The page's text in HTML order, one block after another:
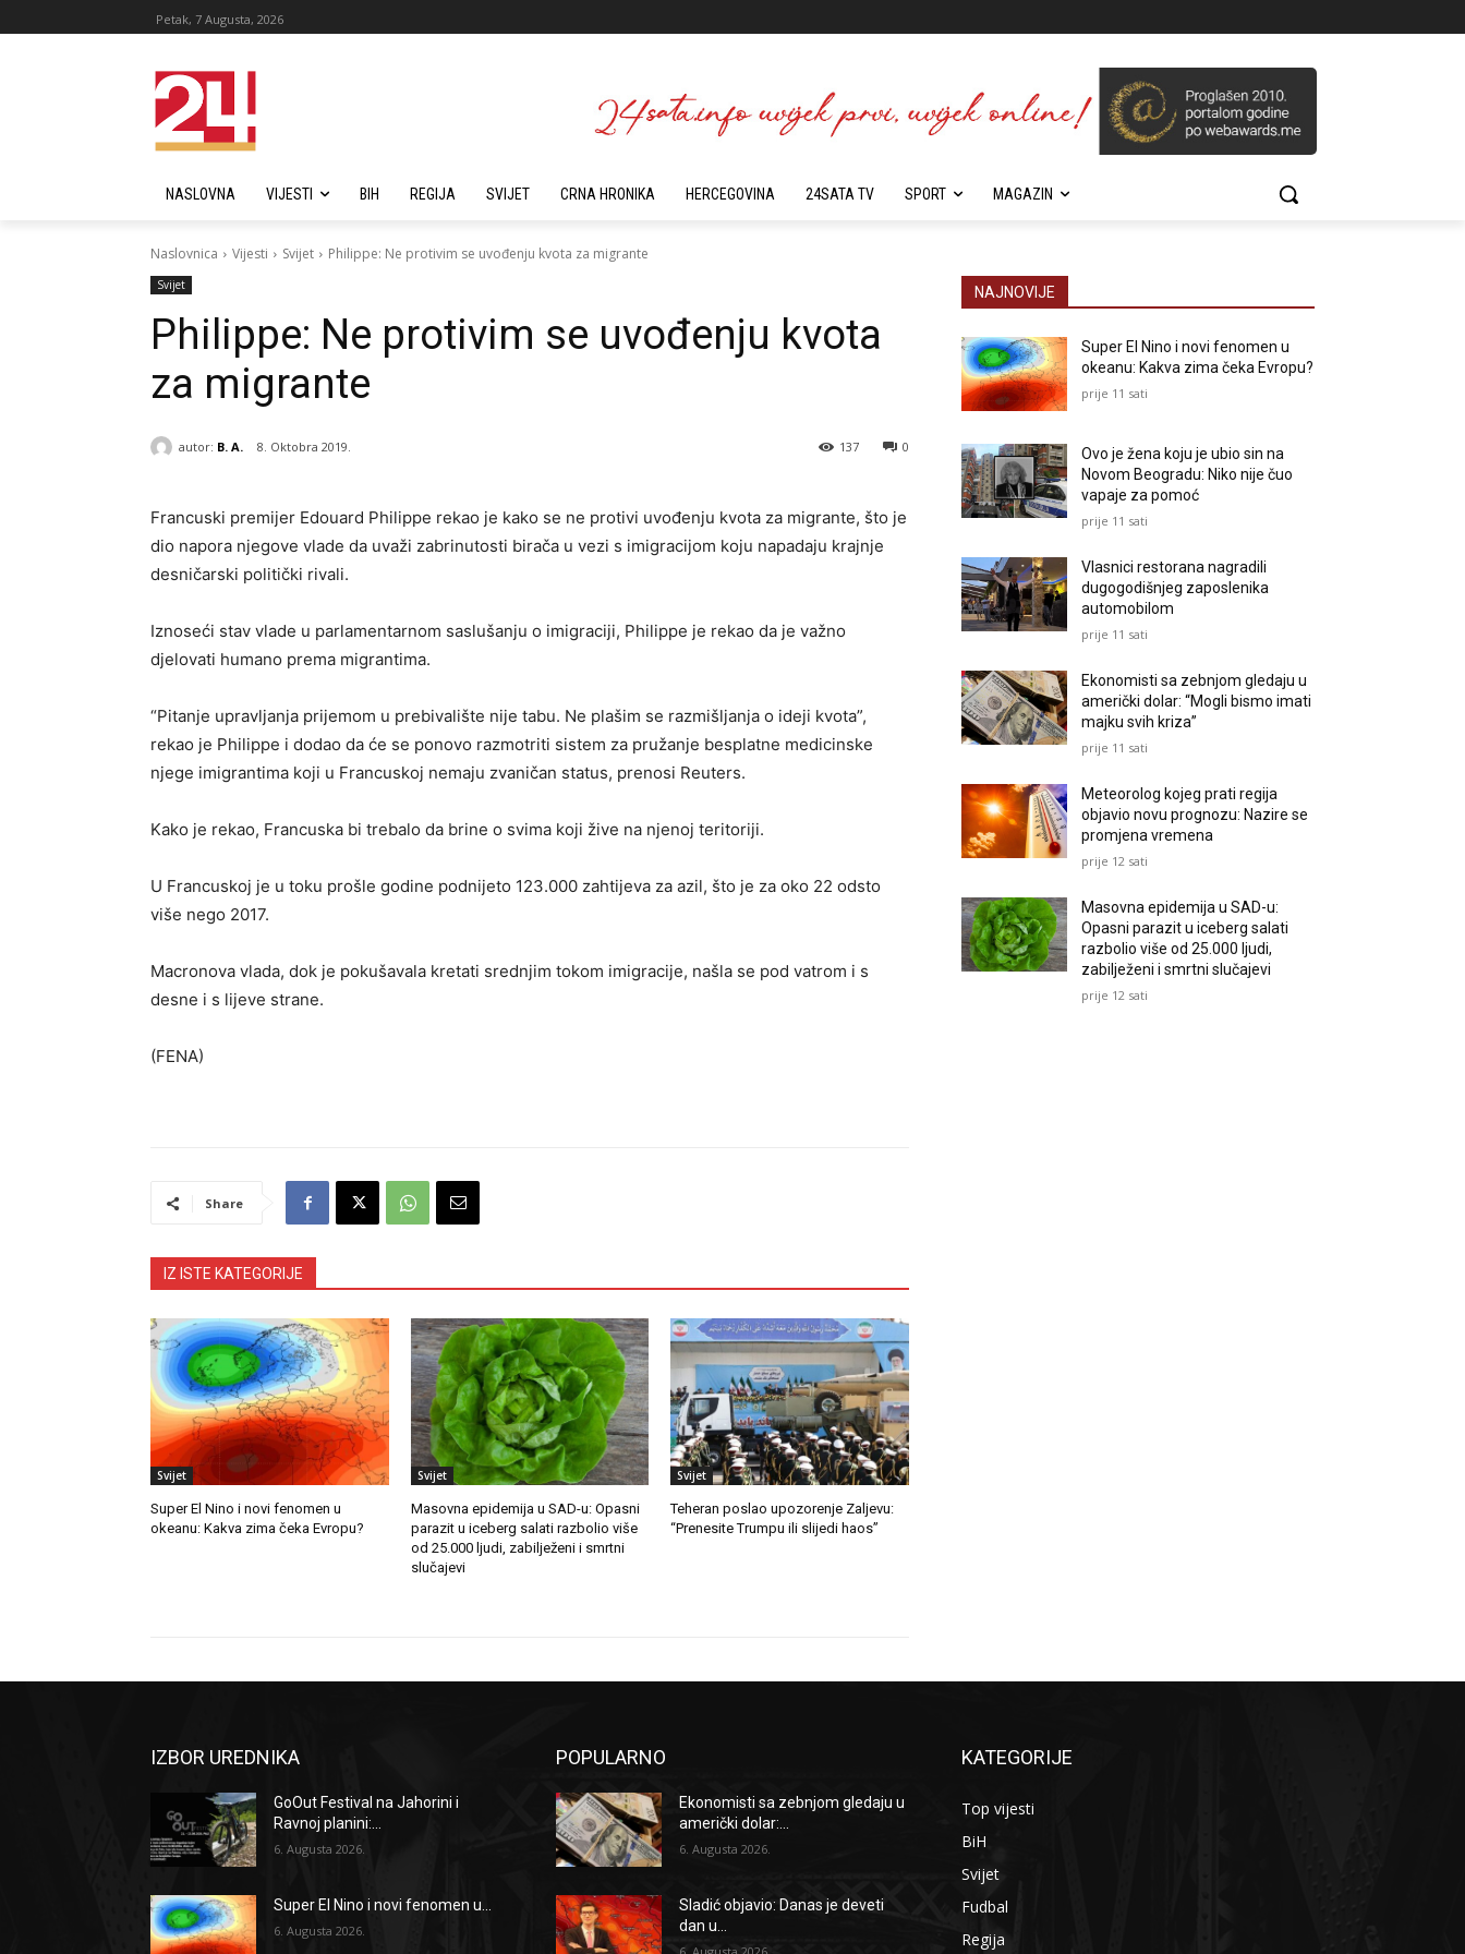
Petak, 7 Augusta, 2026
NASLOVNA VIJESTI BIH REGIJA SVIJET CRNA HRONIKA HERCEGOVINA 24SATA TV SPORT MAGAZIN
Naslovnica Vijesti Svijet Philippe: Ne protivim se uvođenju kvota za migrante
Svijet
Philippe: Ne protivim se uvođenju kvota
za migrante
autor: B. A. 8. Oktobra 2019. 0
137
Francuski premijer Edouard Philippe rekao je kako se ne protivi uvođenju kvota za migrante, što je
dio napora njegove vlade da uvaži zabrinutosti birača u vezi s imigracijom koju napadaju krajnje
desničarski politički rivali.
Iznoseći stav vlade u parlamentarnom saslušanju o imigraciji, Philippe je rekao da je važno
djelovati humano prema migrantima.
“Pitanje upravljanja prijemom u prebivalište nije tabu. Ne plašim se razmišljanja o ideji kvota”,
rekao je Philippe i dodao da će se ponovo razmotriti sistem za pružanje besplatne medicinske
njege imigrantima koji u Francuskoj nemaju zvaničan status, prenosi Reuters.
Kako je rekao, Francuska bi trebalo da brine o svima koji žive na njenoj teritoriji.
U Francuskoj je u toku prošle godine podnijeto 123.000 zahtijeva za azil, što je za oko 22 odsto
više nego 2017.
Macronova vlada, dok je pokušavala kretati srednjim tokom imigracije, našla se pod vatrom i s
desne i s lijeve strane.
(FENA)
Share
IZ ISTE KATEGORIJE
Svijet
Super El Nino i novi fenomen u
okeanu: Kakva zima čeka Evropu?
Svijet
Masovna epidemija u SAD-u: Opasni
parazit u iceberg salati razbolio više
od 25.000 ljudi, zabilježeni i smrtni
slučajevi
Svijet
Teheran poslao upozorenje Zaljevu:
“Prenesite Trumpu ili slijedi haos”
NAJNOVIJE
Super El Nino i novi fenomen u
okeanu: Kakva zima čeka Evropu?
prije 11 sati
Ovo je žena koju je ubio sin na
Novom Beogradu: Niko nije čuo
vapaje za pomoć
prije 11 sati
Vlasnici restorana nagradili
dugogodišnjeg zaposlenika
automobilom
prije 11 sati
Ekonomisti sa zebnjom gledaju u
američki dolar: “Mogli bismo imati
majku svih kriza”
prije 11 sati
Meteorolog kojeg prati regija
objavio novu prognozu: Nazire se
promjena vremena
prije 12 sati
Masovna epidemija u SAD-u:
Opasni parazit u iceberg salati
razbolio više od 25.000 ljudi,
zabilježeni i smrtni slučajevi
prije 12 sati
IZBOR UREDNIKA
GoOut Festival na Jahorini i
Ravnoj planini:...
6. Augusta 2026.
Super El Nino i novi fenomen u...
6. Augusta 2026.
POPULARNO
Ekonomisti sa zebnjom gledaju u
američki dolar:...
6. Augusta 2026.
Sladić objavio: Danas je deveti
dan u...
KATEGORIJE
Top vijesti
BiH
Svijet
Fudbal
Regija